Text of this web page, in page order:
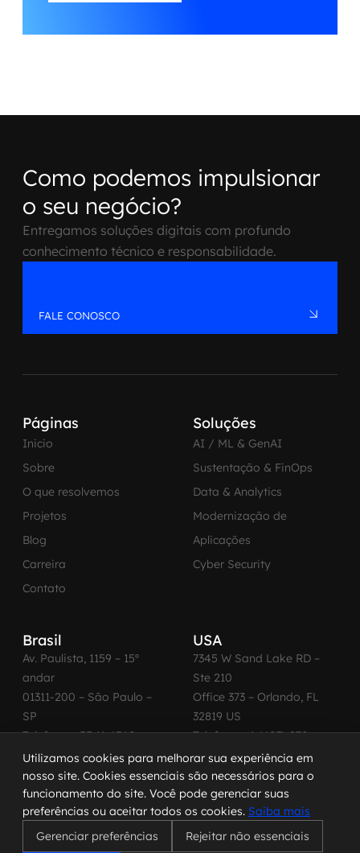
Como podemos impulsionar
o seu negócio?
Entregamos soluções digitais com profundo
conhecimento técnico e responsabilidade.
FALE CONOSCO
Páginas
Inicio
Sobre
O que resolvemos
Projetos
Blog
Carreira
Contato
Soluções
AI / ML & GenAI
Sustentação & FinOps
Data & Analytics
Modernização de
Aplicações
Cyber Security
Brasil
Av. Paulista, 1159 – 15º
andar
01311-200 – São Paulo –
SP
Telefone: +55 11 4560-
2600
USA
7345 W Sand Lake RD –
Ste 210
Office 373 – Orlando, FL
32819 US
Telefone: +1 (407) 270-
3065
© 2026 MadeinWeb. Todos os direitos reservados.
Termo de Uso | Política de Privacidade |
Utilizamos cookies para melhorar sua experiência em
nosso site. Cookies essenciais são necessários para o
funcionamento do site. Você pode gerenciar suas
preferências ou aceitar todos os cookies. Saiba mais
Gerenciar preferências
Rejeitar não essenciais